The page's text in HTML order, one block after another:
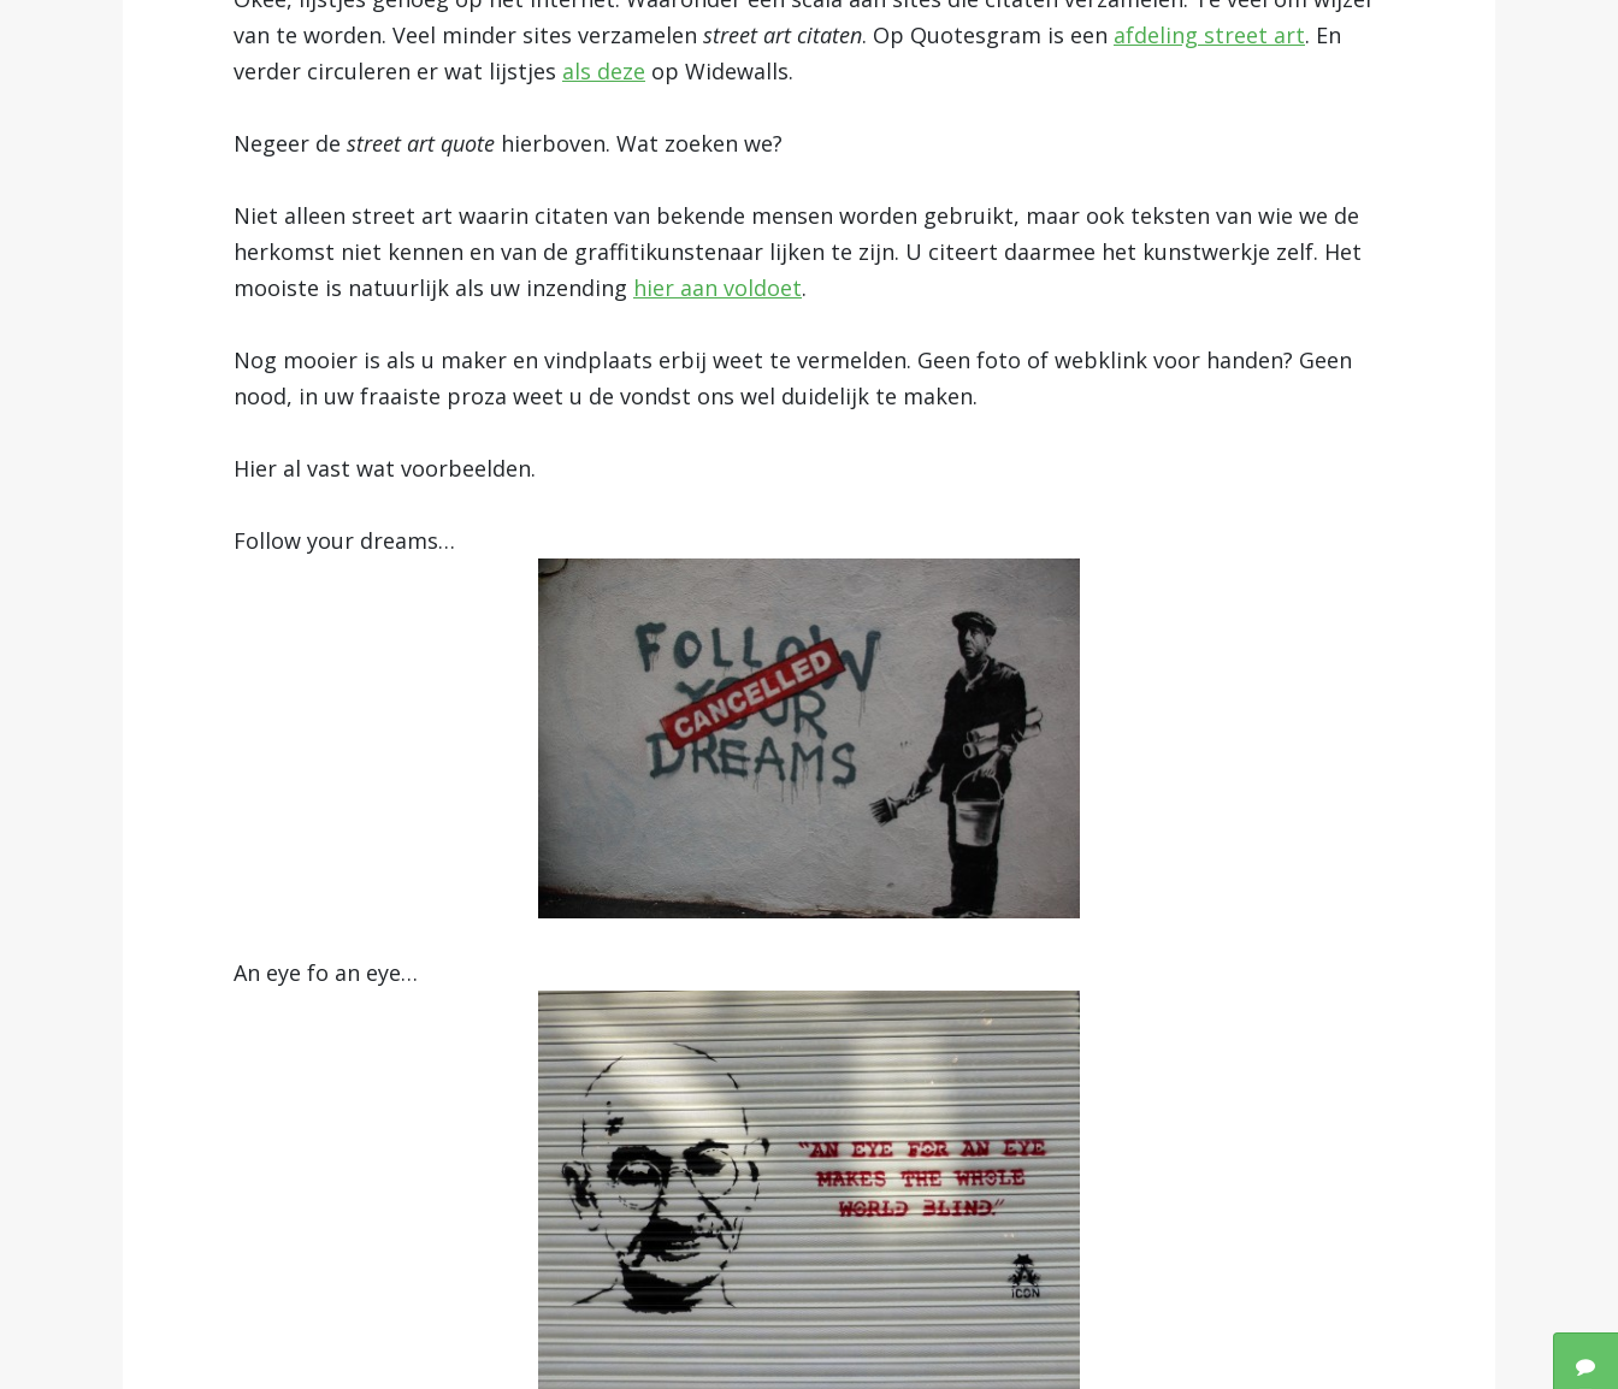
van te worden. Veel minder sites verzamelen street art citaten. Op Quotesgram is een afdeling street art. En
verder circuleren er wat lijstjes als deze op Widewalls.
Negeer de street art quote hierboven. Wat zoeken we?
Niet alleen street art waarin citaten van bekende mensen worden gebruikt, maar ook teksten van wie we de
herkomst niet kennen en van de graffitikunstenaar lijken te zijn. U citeert daarmee het kunstwerkje zelf. Het
mooiste is natuurlijk als uw inzending hier aan voldoet.
Nog mooier is als u maker en vindplaats erbij weet te vermelden. Geen foto of webklink voor handen? Geen
nood, in uw fraaiste proza weet u de vondst ons wel duidelijk te maken.
Hier al vast wat voorbeelden.
Follow your dreams…
An eye fo an eye…